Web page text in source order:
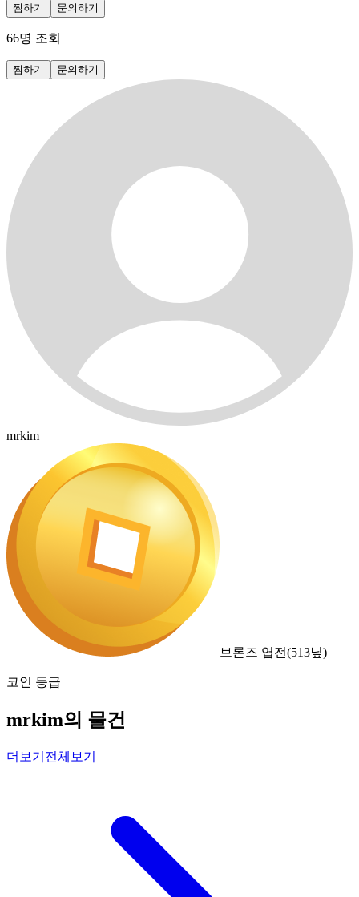
찜하기 문의하기
66명 조회
찜하기 문의하기
mrkim
브론즈 엽전(513닢)
코인 등급
mrkim의 물건
더보기 전체보기